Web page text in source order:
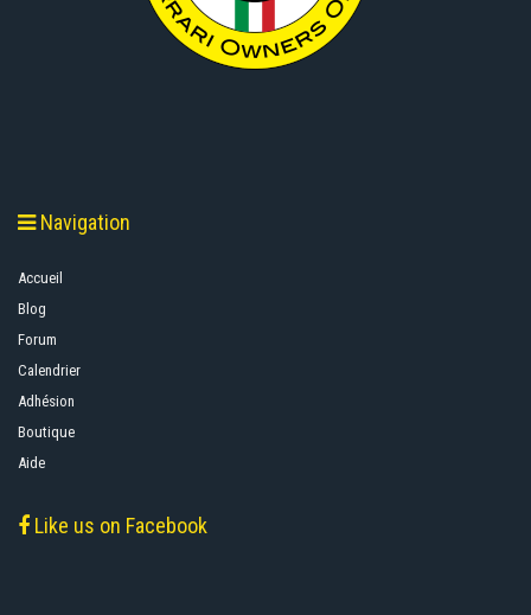
Navigation
Accueil
Blog
Forum
Calendrier
Adhésion
Boutique
Aide
Like us on Facebook